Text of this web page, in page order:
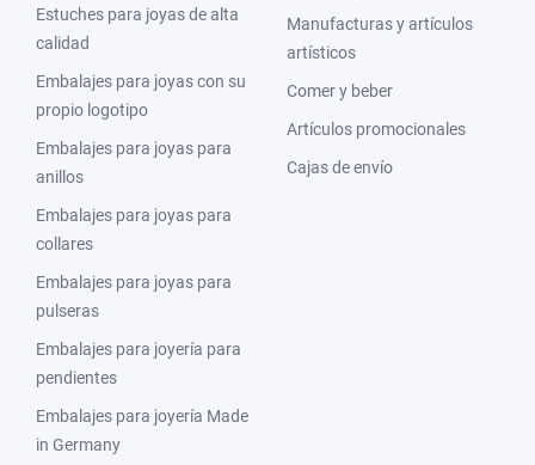
Estuches para joyas de alta
calidad
Embalajes para joyas con su
propio logotipo
Embalajes para joyas para
anillos
Embalajes para joyas para
collares
Embalajes para joyas para
pulseras
Embalajes para joyería para
pendientes
Embalajes para joyería Made
in Germany
Manufacturas y artículos
artísticos
Comer y beber
Artículos promocionales
Cajas de envío